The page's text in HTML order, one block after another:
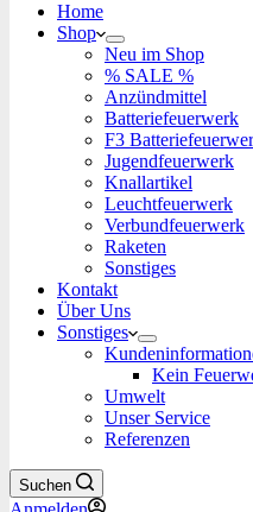
Home
Shop
Neu im Shop
% SALE %
Anzündmittel
Batteriefeuerwerk
F3
Jugendfeuerwerk​
Knallartikel
Leuchtfeuerwerk​
Verbundfeuerwerk
Raketen
Sonstiges
Kontakt
Über Uns
Sonstiges
Kein
Umwelt
Unser Service
Referenzen
Suchen